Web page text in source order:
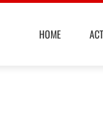
HOME